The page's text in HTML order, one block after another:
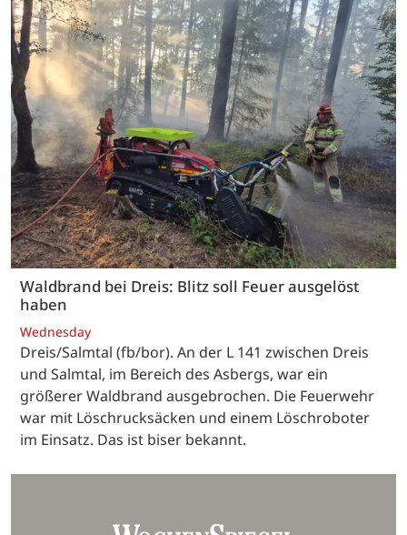
Waldbrand bei Dreis: Blitz soll Feuer ausgelöst
haben
Wednesday
Dreis/Salmtal (fb/bor). An der L 141 zwischen Dreis
und Salmtal, im Bereich des Asbergs, war ein
größerer Waldbrand ausgebrochen. Die Feuerwehr
war mit Löschrucksäcken und einem Löschroboter
im Einsatz. Das ist biser bekannt.